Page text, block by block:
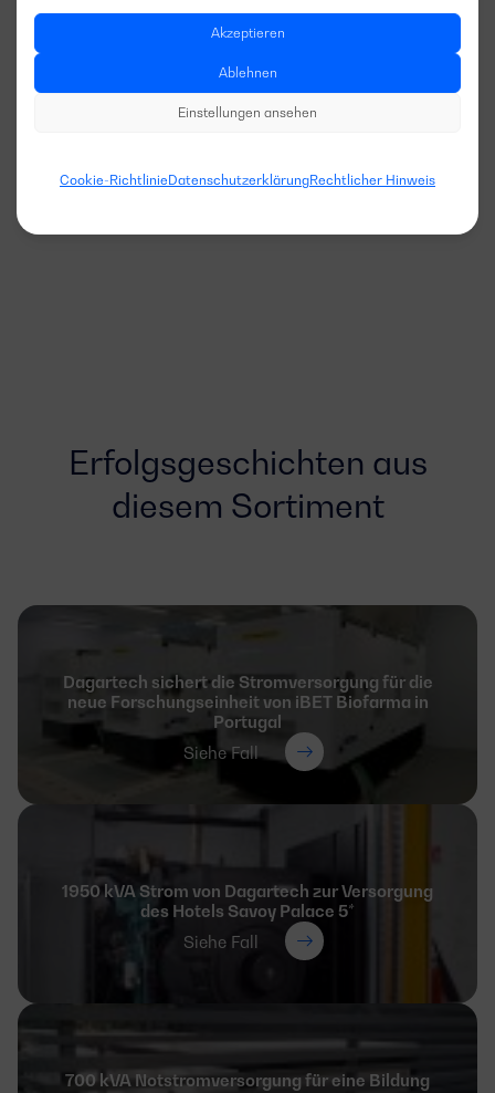
Akzeptieren
Ablehnen
Einstellungen ansehen
Cookie-RichtlinieDatenschutzerklärungRechtlicher Hinweis
Erfolgsgeschichten aus
diesem Sortiment
Dagartech sichert die Stromversorgung für die
neue Forschungseinheit von iBET Biofarma in
Portugal
Siehe Fall
1950 kVA Strom von Dagartech zur Versorgung
des Hotels Savoy Palace 5*
Siehe Fall
700 kVA Notstromversorgung für eine Bildung